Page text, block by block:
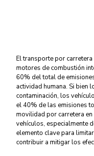
El transporte por
motores de combustión
60% del total de
actividad humana. Si bien
contaminación, los
el 40% de las emisiones
movilidad por carretera
vehículos, especialmente
elemento clave para
contribuir a mitigar los